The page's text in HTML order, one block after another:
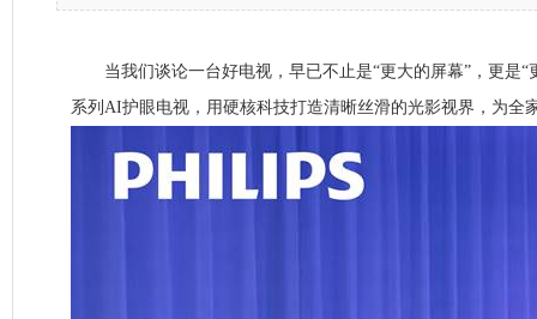
当我们谈论一台好电视，早已不止是“更大的屏幕”，更是“
系列AI护眼电视，用硬核科技打造清晰丝滑的光影视界，为全